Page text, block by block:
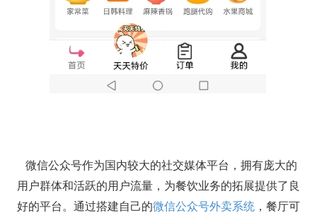
微信公众号作为国内较大的社交媒体平台，拥有庞大的
用户群体和活跃的用户流量，为餐饮业务的拓展提供了良
好的平台。通过搭建自己的微信公众号外卖系统，餐厅可